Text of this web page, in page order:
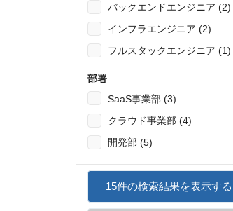
バックエンドエンジニア (2)
インフラエンジニア (2)
フルスタックエンジニア (1)
部署
SaaS事業部 (3)
クラウド事業部 (4)
開発部 (5)
15件の検索結果を表示する